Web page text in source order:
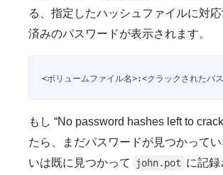
る、指定したハッシュファイルに対
済みのパスワードが表示されます。
<ボリュームファイル名>:<クラックされた
もし “No password hashes left to
たら、まだパスワードが見つかって
いは既に見つかって
john.pot に記録